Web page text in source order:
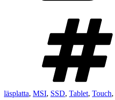
läsplatta, MSI, SSD, Tablet, Touch,